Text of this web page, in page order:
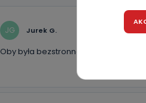
JG Jurek G.
Oby była bezstronna i trzymała się